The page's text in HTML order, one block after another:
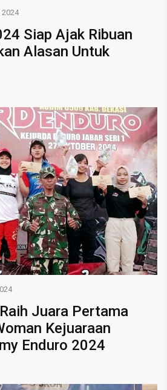
2024
Siap Ajak Ribuan
Alasan Untuk
Juara Pertama
Kejuaraan
Enduro 2024